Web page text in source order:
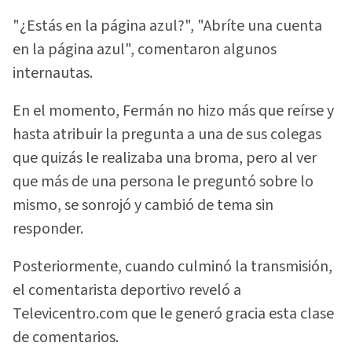
"¿Estás en la página azul?", "Abríte una cuenta
en la página azul", comentaron algunos
internautas.
En el momento, Fermán no hizo más que reírse y
hasta atribuir la pregunta a una de sus colegas
que quizás le realizaba una broma, pero al ver
que más de una persona le preguntó sobre lo
mismo, se sonrojó y cambió de tema sin
responder.
Posteriormente, cuando culminó la transmisión,
el comentarista deportivo reveló a
Televicentro.com que le generó gracia esta clase
de comentarios.